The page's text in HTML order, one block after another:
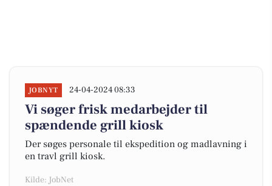
JOBNYT 24-04-2024 08:33
Vi søger frisk medarbejder til
spændende grill kiosk
Der søges personale til ekspedition og madlavning i
en travl grill kiosk.
Kilde: JobNet